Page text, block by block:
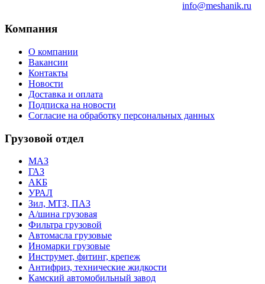
info@meshanik.ru
Компания
О компании
Вакансии
Контакты
Новости
Доставка и оплата
Подписка на новости
Согласие на обработку персональных данных
Грузовой отдел
МАЗ
ГАЗ
АКБ
УРАЛ
Зил, МТЗ, ПАЗ
А/шина грузовая
Фильтра грузовой
Автомасла грузовые
Иномарки грузовые
Инструмет, фитинг, крепеж
Антифриз, технические жидкости
Камский автомобильный завод